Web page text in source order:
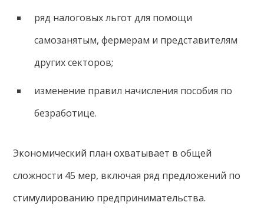
ряд налоговых льгот для помощи
самозанятым, фермерам и представителям
других секторов;
изменение правил начисления пособия по
безработице.
Экономический план охватывает в общей
сложности 45 мер, включая ряд предложений по
стимулированию предпринимательства.